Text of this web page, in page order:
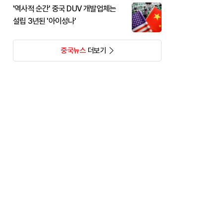
'역사적 순간' 중국 DUV 개발업체는
설립 3년된 '아이성나'
중국뉴스더보기